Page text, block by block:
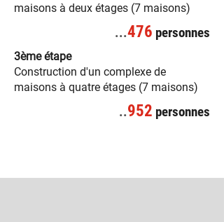
maisons à deux étages (7 maisons)
...476 personnes
3ème étape
Construction d'un complexe de
maisons à quatre étages (7 maisons)
..952 personnes